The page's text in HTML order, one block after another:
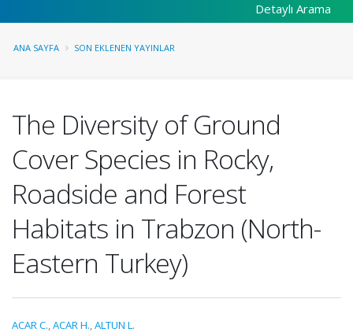
Detaylı Arama
ANA SAYFA SON EKLENEN YAYINLAR
The Diversity of Ground
Cover Species in Rocky,
Roadside and Forest
Habitats in Trabzon (North-
Eastern Turkey)
ACAR C.,ACAR H.,ALTUN L.